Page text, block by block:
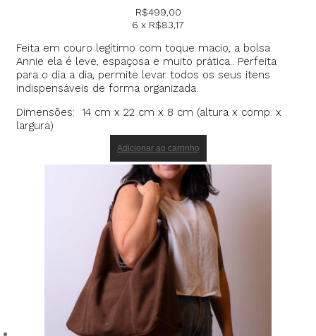
R$499,00
6 x R$83,17
Feita em couro legítimo com toque macio, a bolsa
Annie ela é leve, espaçosa e muito prática.. Perfeita
para o dia a dia, permite levar todos os seus itens
indispensáveis de forma organizada.
Dimensões: 14 cm x 22 cm x 8 cm (altura x comp. x
largura)
Adicionar ao carrinho